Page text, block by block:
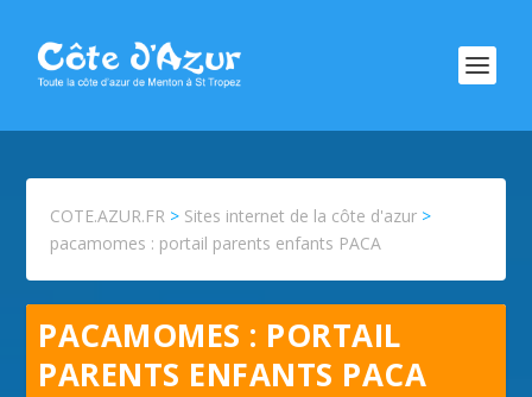
COTE.AZUR.FR > Sites internet de la côte d'azur >
pacamomes : portail parents enfants PACA
PACAMOMES : PORTAIL
PARENTS ENFANTS PACA